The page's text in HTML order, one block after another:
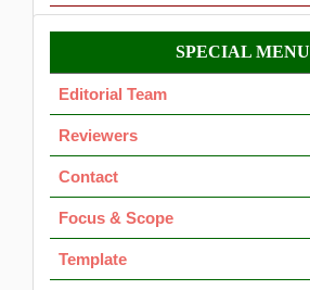
Menu
OK
SPECIAL MENU
Editorial Team
Reviewers
Contact
Focus & Scope
Template